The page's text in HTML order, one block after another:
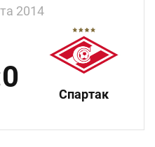
2014
Спартак